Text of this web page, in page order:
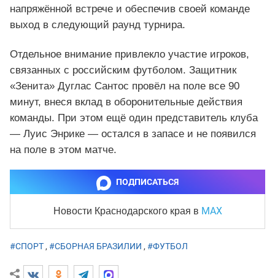
напряжённой встрече и обеспечив своей команде
выход в следующий раунд турнира.
Отдельное внимание привлекло участие игроков,
связанных с российским футболом. Защитник
«Зенита» Дуглас Сантос провёл на поле все 90
минут, внеся вклад в оборонительные действия
команды. При этом ещё один представитель клуба
— Луис Энрике — остался в запасе и не появился
на поле в этом матче.
ПОДПИСАТЬСЯ
Новости Краснодарского края в MAX
#СПОРТ, #СБОРНАЯ БРАЗИЛИИ , #ФУТБОЛ